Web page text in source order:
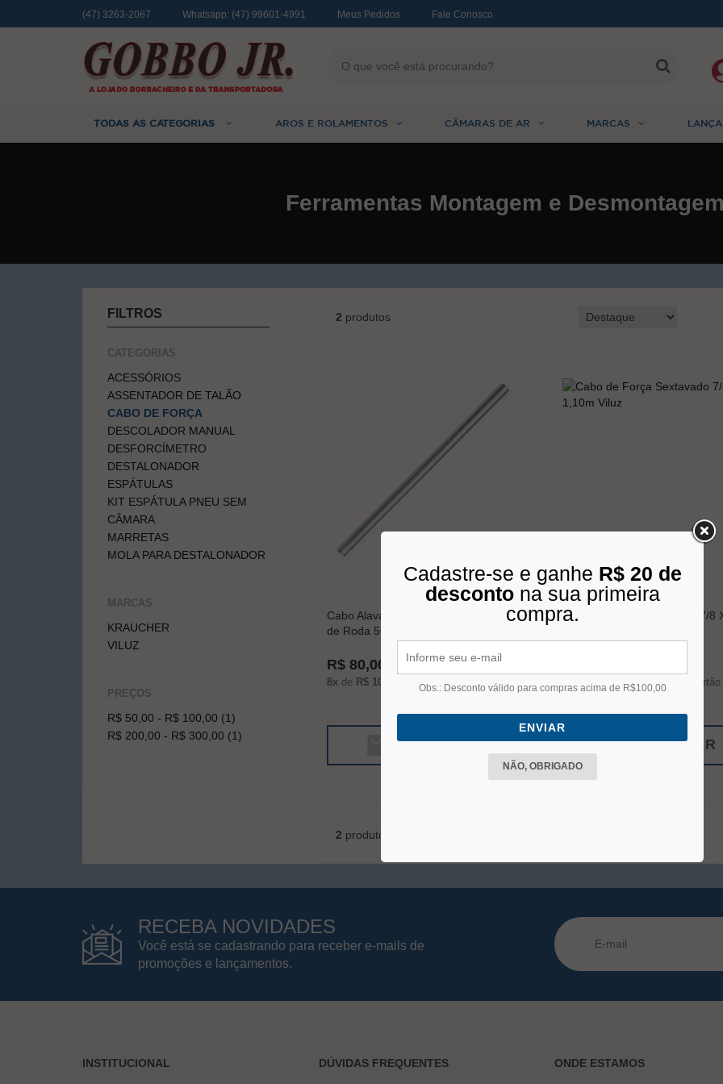
(47) 3263-2067 Whatsapp: (47) 99601-4991 Meus Pedidos Fale Conosco
TODAS AS CATEGORIAS AROS E ROLAMENTOS CÂMARAS DE AR MARCAS
Ferramentas Montagem e
FILTROS
CATEGORIAS
ACESSÓRIOS
ASSENTADOR DE TALÃO
CABO DE FORÇA
DESCOLADOR MANUAL
DESFORCÍMETRO
DESTALONADOR
ESPÁTULAS
KIT ESPÁTULA PNEU SEM
CÂMARA
MARRETAS
MOLA PARA DESTALONADOR
MARCAS
KRAUCHER
VILUZ
PREÇOS
R$ 50,00 - R$ 100,00 (1)
R$ 200,00 - R$ 300,00 (1)
2 produtos
Cabo Alavanca Universal Para Chave
de Roda 500mm A500- Kraucher
R$ 80,00
8xde R$ 10,00 s/juros no cartão
COMPRAR
Cabo de Força Sextavado 7/8
de R$ 26,00s/juros no cartão
COMPRAR
2 produtos
RECEBA NOVIDADES
Você está se cadastrando para receber e-mails de
promoções e lançamentos.
INSTITUCIONAL DÚVIDAS FREQUENTES ONDE ESTAMOS
Cadastre-se e ganhe R$ 20 de
descontona sua primeira
compra.
Obs.: Desconto válido para compras acima de R$100,00
ENVIAR
NÃO, OBRIGADO